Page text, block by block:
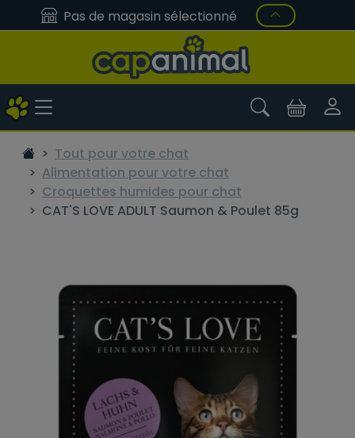
Pas de magasin sélectionné
Tout pour votre chat
Alimentation pour votre chat
Croquettes humides pour chat
CAT'S LOVE ADULT Saumon & Poulet 85g